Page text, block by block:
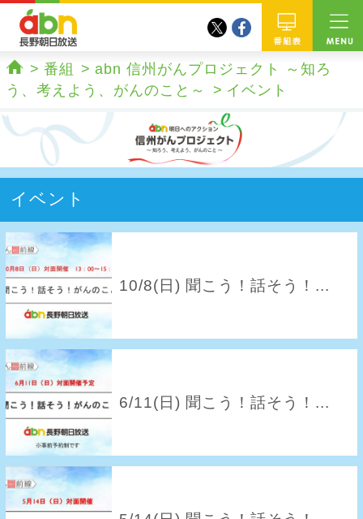
番組
twitterfacebook
ホーム
番組
abn 信州がんプロジェクト ～知ろ
う、考えよう、がんのこと～
イベント
イベント
10/8(日) 聞こう！話そう！...
6/11(日) 聞こう！話そう！...